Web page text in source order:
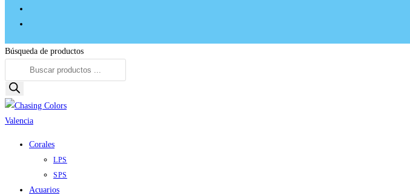
Búsqueda de productos
Corales
LPS
SPS
Acuarios